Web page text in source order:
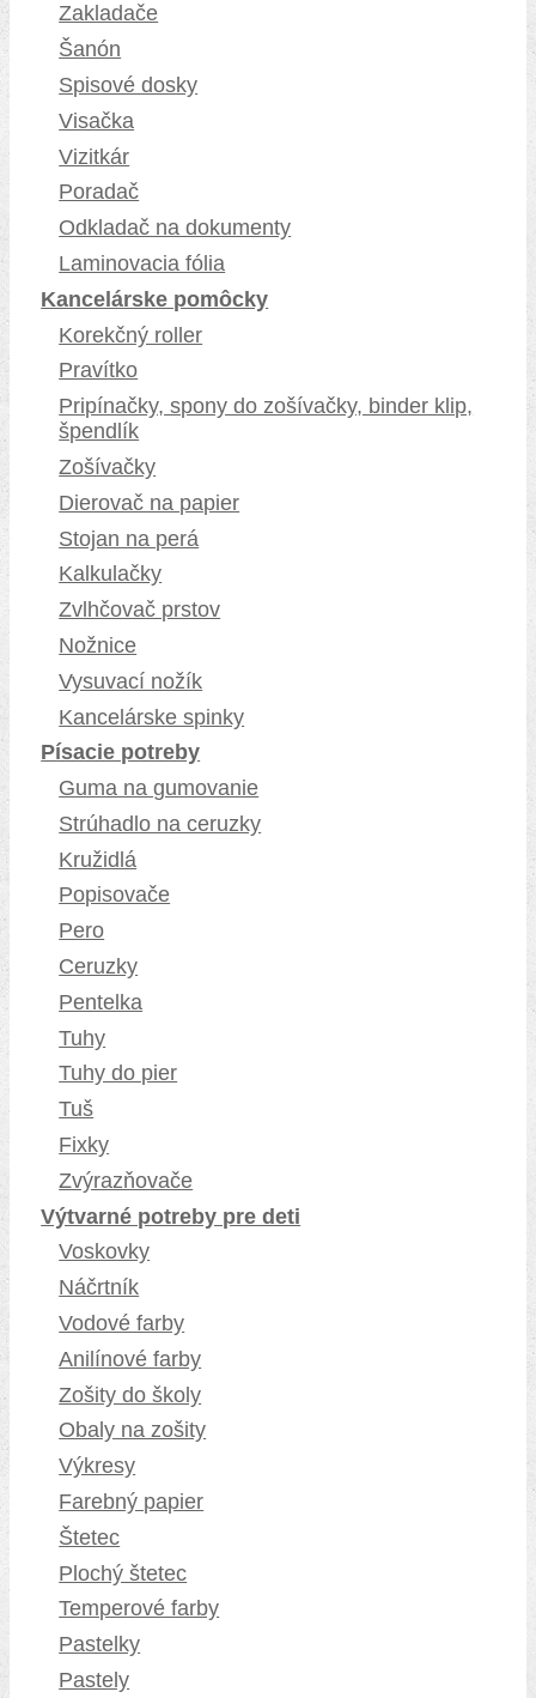
Zakladače
Šanón
Spisové dosky
Visačka
Vizitkár
Poradač
Odkladač na dokumenty
Laminovacia fólia
Kancelárske pomôcky
Korekčný roller
Pravítko
Pripínačky, spony do zošívačky, binder klip,
špendlík
Zošívačky
Dierovač na papier
Stojan na perá
Kalkulačky
Zvlhčovač prstov
Nožnice
Vysuvací nožík
Kancelárske spinky
Písacie potreby
Guma na gumovanie
Strúhadlo na ceruzky
Kružidlá
Popisovače
Pero
Ceruzky
Pentelka
Tuhy
Tuhy do pier
Tuš
Fixky
Zvýrazňovače
Výtvarné potreby pre deti
Voskovky
Náčrtník
Vodové farby
Anilínové farby
Zošity do školy
Obaly na zošity
Výkresy
Farebný papier
Štetec
Plochý štetec
Temperové farby
Pastelky
Pastely